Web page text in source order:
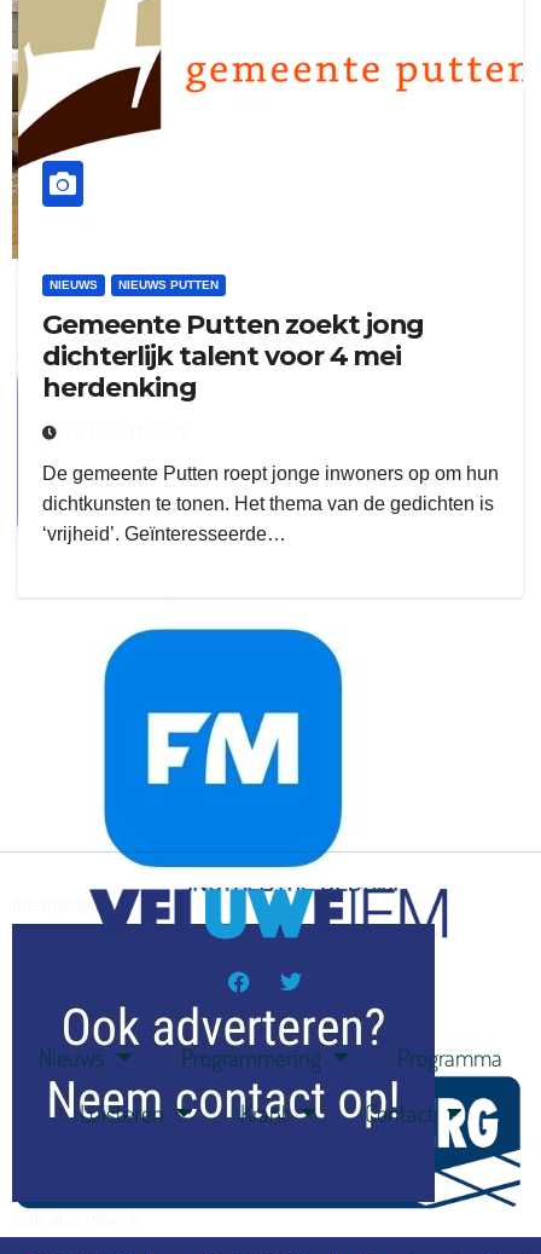
word vrijwilliger (1)
zielman
delangekortland
ruitengaparket
flitsmeister
NIEUWS NIEUWS PUTTEN
Gemeente Putten zoekt jong
dichterlijk talent voor 4 mei
herdenking
De gemeente Putten roept jonge inwoners op om hun
dichtkunsten te tonen. Het thema van de gedichten is
‘vrijheid’. Geïnteresseerde…
Nieuws Programmering
Programma
Luisteren
Krant Contact